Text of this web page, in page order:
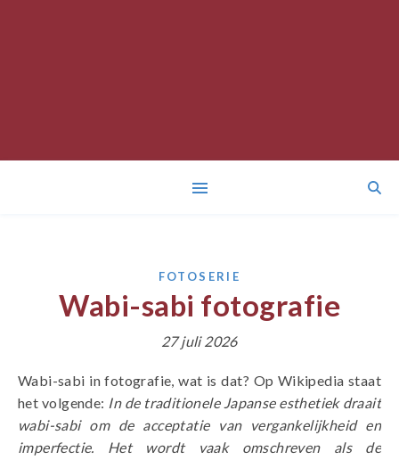
FOTOSERIE
Wabi-sabi fotografie
27 juli 2026
Wabi-sabi in fotografie, wat is dat? Op Wikipedia staat
het volgende: In de traditionele Japanse esthetiek draait
wabi-sabi om de acceptatie van vergankelijkheid en
imperfectie. Het wordt vaak omschreven als de